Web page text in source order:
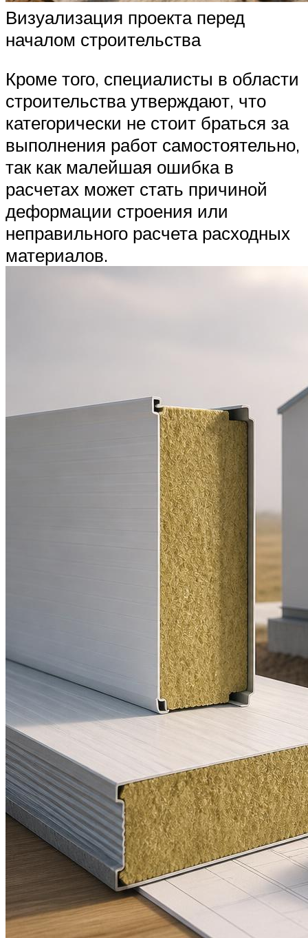
Визуализация проекта перед
началом строительства
Кроме того, специалисты в области
строительства утверждают, что
категорически не стоит браться за
выполнения работ самостоятельно,
так как малейшая ошибка в
расчетах может стать причиной
деформации строения или
неправильного расчета расходных
материалов.